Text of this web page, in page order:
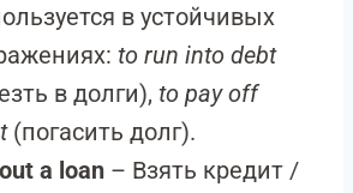
в устойчивых
to run into debt
в долги), to pay off
(погасить долг).
a loan – Взять кредит /